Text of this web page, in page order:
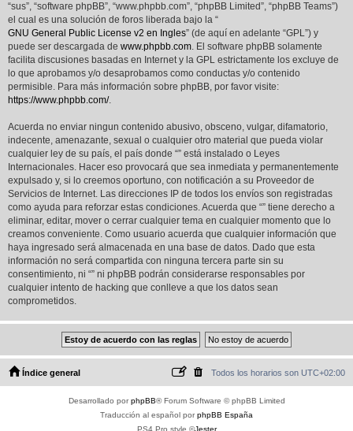
“sus”, “software phpBB”, “www.phpbb.com”, “phpBB Limited”, “phpBB Teams”)
el cual es una solución de foros liberada bajo la “
GNU General Public License v2 en Ingles” (de aquí en adelante “GPL”) y
puede ser descargada de www.phpbb.com. El software phpBB solamente
facilita discusiones basadas en Internet y la GPL estrictamente los excluye de
lo que aprobamos y/o desaprobamos como conductas y/o contenido
permisible. Para más información sobre phpBB, por favor visite:
https://www.phpbb.com/.
Acuerda no enviar ningun contenido abusivo, obsceno, vulgar, difamatorio,
indecente, amenazante, sexual o cualquier otro material que pueda violar
cualquier ley de su país, el país donde “” está instalado o Leyes
Internacionales. Hacer eso provocará que sea inmediata y permanentemente
expulsado y, si lo creemos oportuno, con notificación a su Proveedor de
Servicios de Internet. Las direcciones IP de todos los envíos son registradas
como ayuda para reforzar estas condiciones. Acuerda que “” tiene derecho a
eliminar, editar, mover o cerrar cualquier tema en cualquier momento que lo
creamos conveniente. Como usuario acuerda que cualquier información que
haya ingresado será almacenada en una base de datos. Dado que esta
información no será compartida con ninguna tercera parte sin su
consentimiento, ni “” ni phpBB podrán considerarse responsables por
cualquier intento de hacking que conlleve a que los datos sean
comprometidos.
Índice general Todos los horarios son UTC+02:00
Desarrollado porphpBB® Forum Software © phpBB Limited
Traducción al español porphpBB España
PS4 Pro style ©Jester